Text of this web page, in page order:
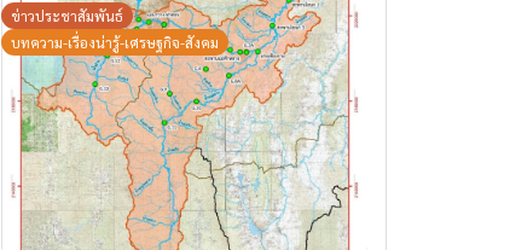
ข่าวประชาสัมพันธ์
บทความ-เรื่องน่ารู้-เศรษฐกิจ-สังคม